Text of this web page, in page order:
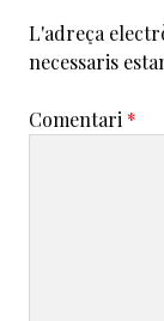
L'adreça
necessaris
Comentari *